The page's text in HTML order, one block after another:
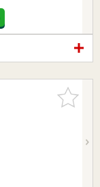
お気に入
りに追加